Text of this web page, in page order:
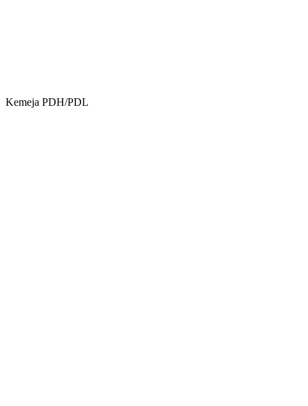
Kemeja PDH/PDL